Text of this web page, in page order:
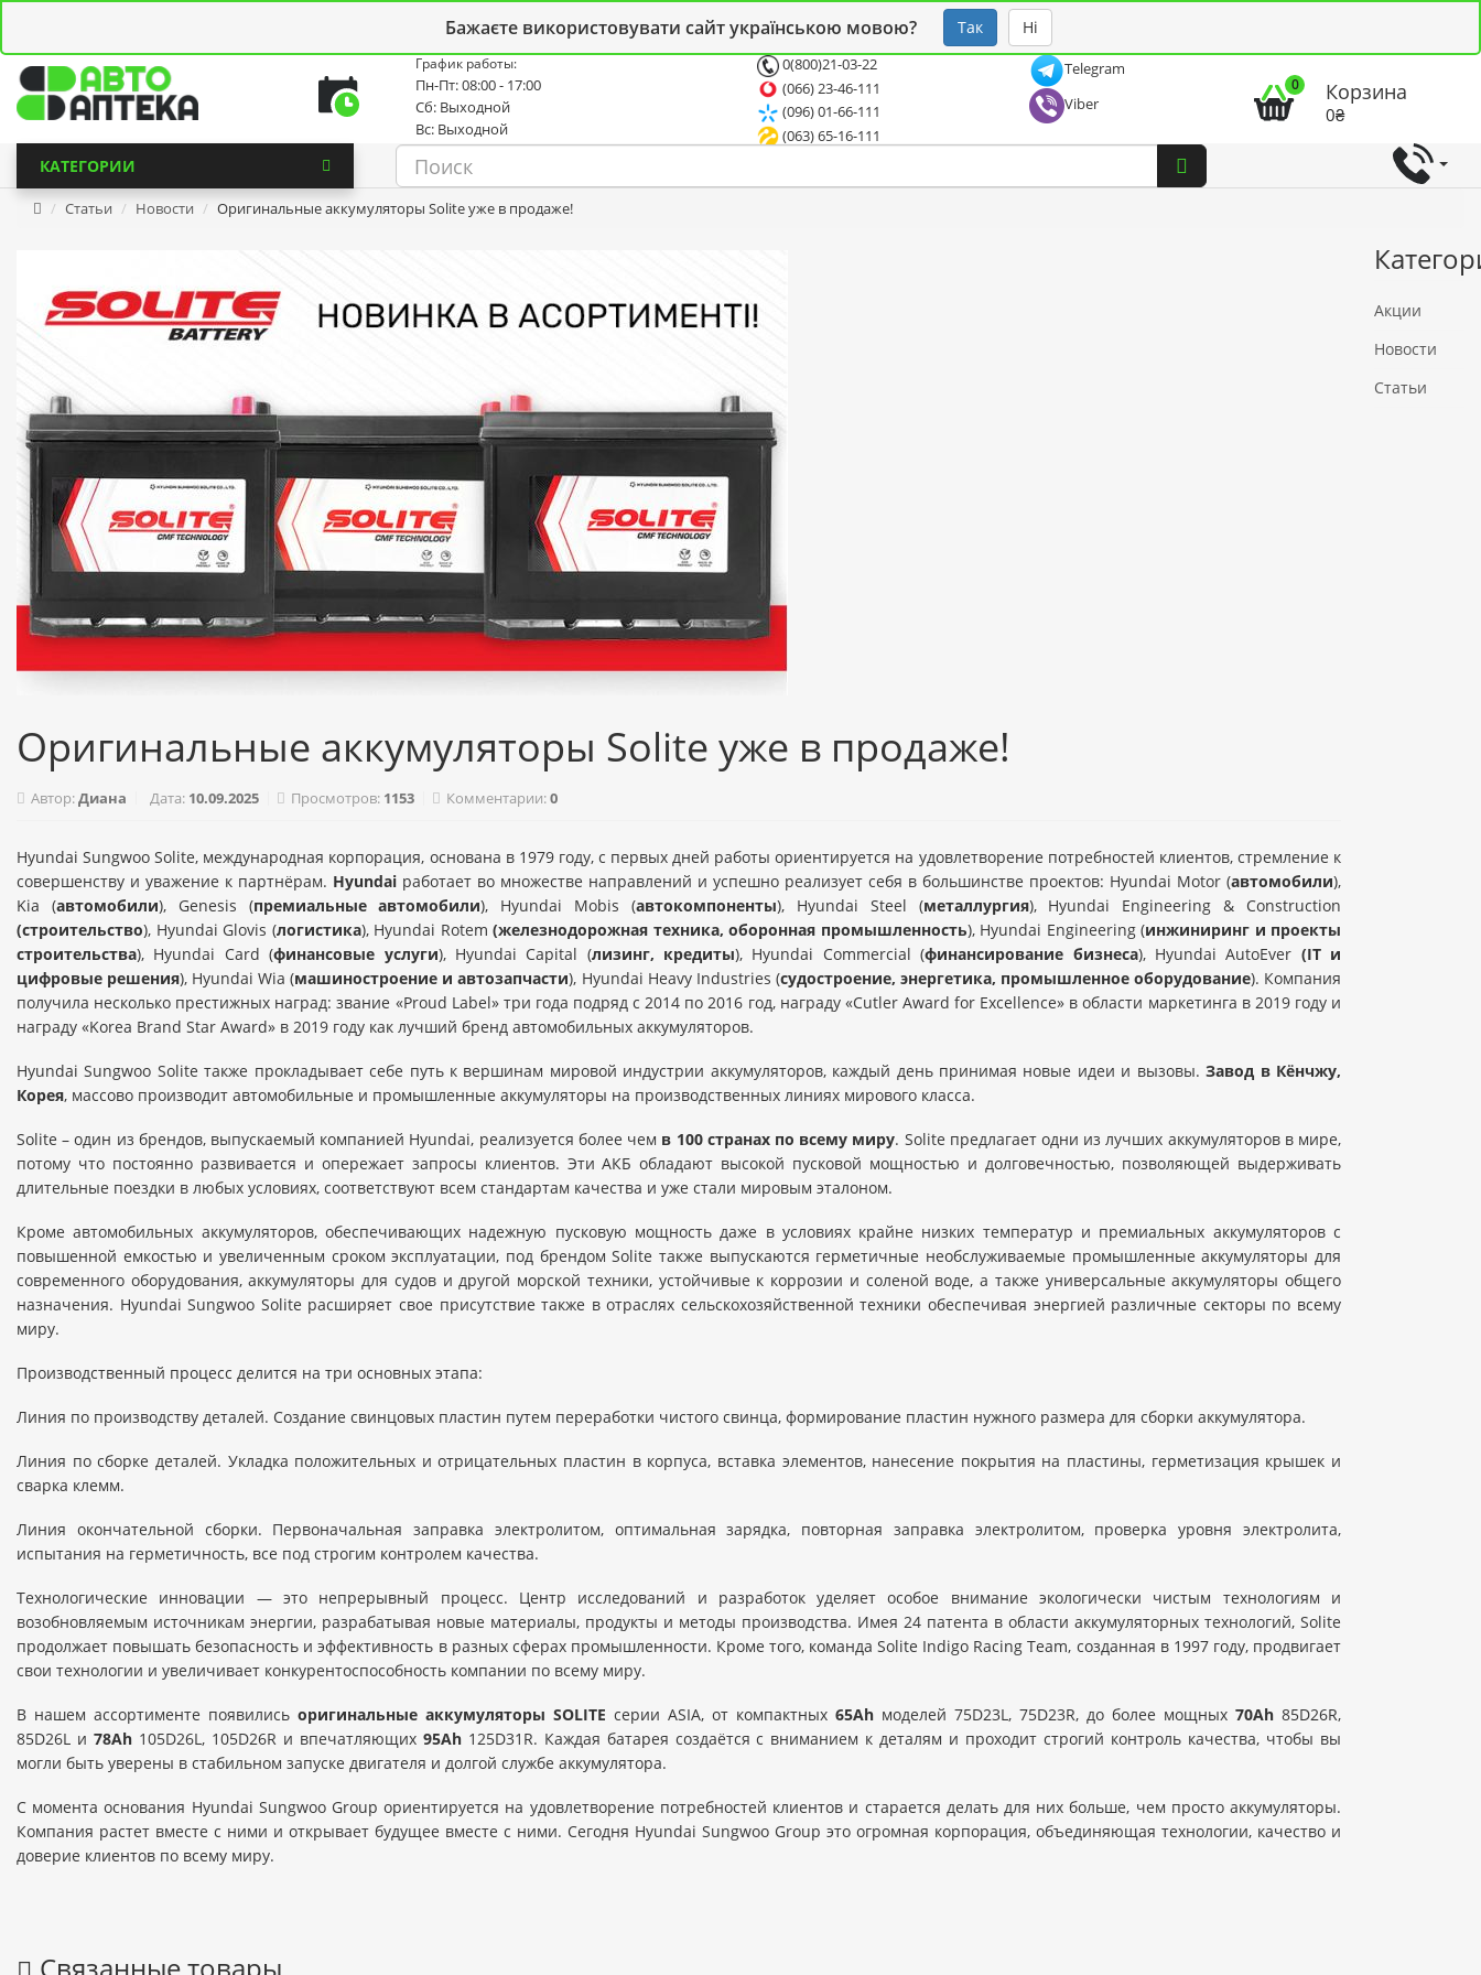
Бажаєте використовувати сайт українською мовою? Так Ні
Новостной блог Опт СТО
График работы:
Пн-Пт: 08:00 - 17:00
Сб: Выходной
Вс: Выходной
0(800)21-03-22
(066) 23-46-111
(096) 01-66-111
(063) 65-16-111
Telegram
Viber
0 Корзина
0₴
КАТЕГОРИИ
Статьи Новости Оригинальные аккумуляторы Solite уже в продаже!
Оригинальные аккумуляторы Solite уже в продаже!
Автор:Диана Дата: 10.09.2025 Просмотров: 1153 Комментарии:0
Hyundai Sungwoo Solite, международная корпорация, основана в 1979 году, с первых дней работы ориентируется на удовлетворение потребностей клиентов, стремление к
совершенству и уважение к партнёрам. Hyundai работает во множестве направлений и успешно реализует себя в большинстве проектов: Hyundai Motor (автомобили),
Kia (автомобили), Genesis (премиальные автомобили), Hyundai Mobis (автокомпоненты), Hyundai Steel (металлургия), Hyundai Engineering & Construction
(строительство), Hyundai Glovis (логистика), Hyundai Rotem (железнодорожная техника, оборонная промышленность), Hyundai Engineering (инжиниринг и проекты
строительства), Hyundai Card (финансовые услуги), Hyundai Capital (лизинг, кредиты), Hyundai Commercial (финансирование бизнеса), Hyundai AutoEver (IT и
цифровые решения), Hyundai Wia (машиностроение и автозапчасти), Hyundai Heavy Industries (судостроение, энергетика, промышленное оборудование). Компания
получила несколько престижных наград: звание «Proud Label» три года подряд с 2014 по 2016 год, награду «Cutler Award for Excellence» в области маркетинга в 2019 году и
награду «Korea Brand Star Award» в 2019 году как лучший бренд автомобильных аккумуляторов.
Hyundai Sungwoo Solite также прокладывает себе путь к вершинам мировой индустрии аккумуляторов, каждый день принимая новые идеи и вызовы.Завод в Кёнчжу,
Корея, массово производит автомобильные и промышленные аккумуляторы на производственных линиях мирового класса.
Solite – один из брендов, выпускаемый компанией Hyundai, реализуется более чем в 100 странах по всему миру. Solite предлагает одни из лучших аккумуляторов в мире,
потому что постоянно развивается и опережает запросы клиентов. Эти АКБ обладают высокой пусковой мощностью и долговечностью, позволяющей выдерживать
длительные поездки в любых условиях, соответствуют всем стандартам качества и уже стали мировым эталоном.
Кроме автомобильных аккумуляторов, обеспечивающих надежную пусковую мощность даже в условиях крайне низких температур и премиальных аккумуляторов с
повышенной емкостью и увеличенным сроком эксплуатации, под брендом Solite также выпускаются герметичные необслуживаемые промышленные аккумуляторы для
современного оборудования, аккумуляторы для судов и другой морской техники, устойчивые к коррозии и соленой воде, а также универсальные аккумуляторы общего
назначения. Hyundai Sungwoo Solite расширяет свое присутствие также в отраслях сельскохозяйственной техники обеспечивая энергией различные секторы по всему
миру.
Производственный процесс делится на три основных этапа:
Линия по производству деталей. Создание свинцовых пластин путем переработки чистого свинца, формирование пластин нужного размера для сборки аккумулятора.
Линия по сборке деталей. Укладка положительных и отрицательных пластин в корпуса, вставка элементов, нанесение покрытия на пластины, герметизация крышек и
сварка клемм.
Линия окончательной сборки. Первоначальная заправка электролитом, оптимальная зарядка, повторная заправка электролитом, проверка уровня электролита,
испытания на герметичность, все под строгим контролем качества.
Технологические инновации — это непрерывный процесс. Центр исследований и разработок уделяет особое внимание экологически чистым технологиям и
возобновляемым источникам энергии, разрабатывая новые материалы, продукты и методы производства. Имея 24 патента в области аккумуляторных технологий, Solite
продолжает повышать безопасность и эффективность в разных сферах промышленности. Кроме того, команда Solite Indigo Racing Team, созданная в 1997 году, продвигает
свои технологии и увеличивает конкурентоспособность компании по всему миру.
В нашем ассортименте появились оригинальные аккумуляторы SOLITE серии ASIA, от компактных 65Ah моделей 75D23L, 75D23R, до более мощных 70Ah 85D26R,
85D26L и 78Ah105D26L, 105D26R и впечатляющих 95Ah125D31R. Каждая батарея создаётся с вниманием к деталям и проходит строгий контроль качества, чтобы вы
могли быть уверены в стабильном запуске двигателя и долгой службе аккумулятора.
С момента основания Hyundai Sungwoo Group ориентируется на удовлетворение потребностей клиентов и старается делать для них больше, чем просто аккумуляторы.
Компания растет вместе с ними и открывает будущее вместе с ними. Сегодня Hyundai Sungwoo Group это огромная корпорация, объединяющая технологии, качество и
доверие клиентов по всему миру.
Акции
Новости
Статьи